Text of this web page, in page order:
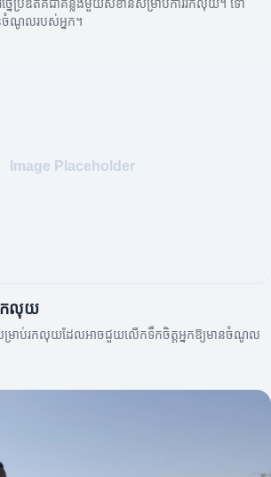
នចំណូលរបស់អ្នក។
រកលុយ
សម្រាប់រកលុយដែលអាចជួយលើកទឹកចិត្តអ្នកឱ្យមានចំណូល